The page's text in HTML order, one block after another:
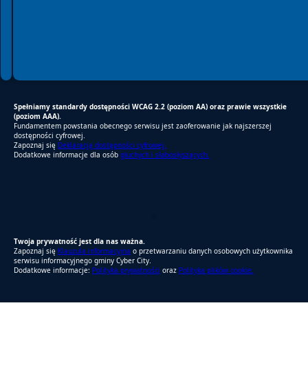
Spełniamy standardy dostępności WCAG 2.2 (poziom AA) oraz prawie wszystkie
(poziom AAA).
Fundamentem powstania obecnego serwisu jest zaoferowanie jak najszerszej
dostępności cyfrowej.
Zapoznaj się Deklaracją dostępności cyfrowej.
Dodatkowe informacje dla osób głuchych i słabosłyszących.
Twoja prywatność jest dla nas ważna.
Zapoznaj się Klauzula informacyjna o przetwarzaniu danych osobowych użytkownika
serwisu informacyjnego gminy Cyber City.
Dodatkowe informacje: Polityka prywatności oraz Polityka plików cookie.